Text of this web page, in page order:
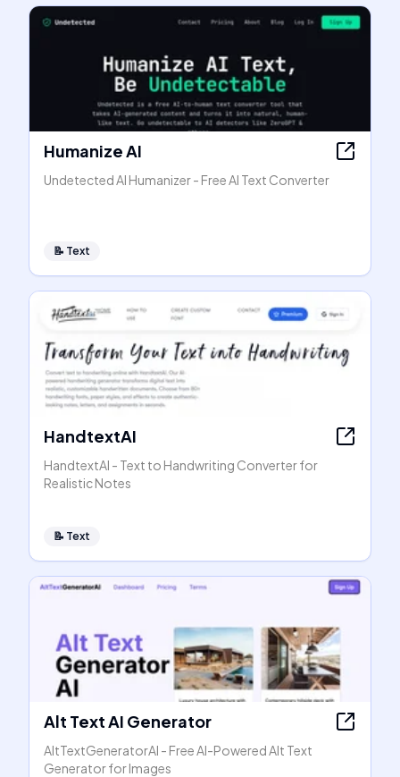
Humanize AI
Undetected AI Humanizer - Free AI Text Converter
📝 Text
HandtextAI
HandtextAI - Text to Handwriting Converter for
Realistic Notes
📝 Text
Alt Text AI Generator
AltTextGeneratorAI - Free AI-Powered Alt Text
Generator for Images